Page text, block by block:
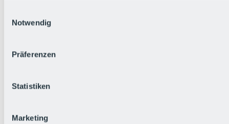
Notwendig
Präferenzen
Statistiken
Marketing